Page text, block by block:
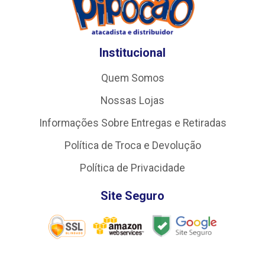
Institucional
Quem Somos
Nossas Lojas
Informações Sobre Entregas e Retiradas
Política de Troca e Devolução
Política de Privacidade
Site Seguro